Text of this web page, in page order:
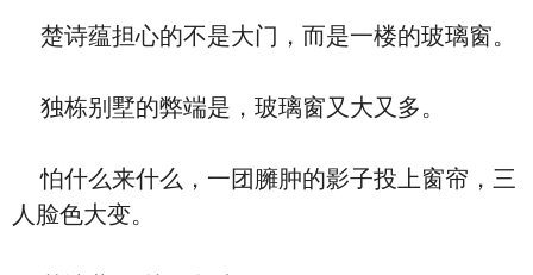
楚诗蕴担心的不是大门，而是一楼的玻璃窗。
独栋别墅的弊端是，玻璃窗又大又多。
怕什么来什么，一团臃肿的影子投上窗帘，三
人脸色大变。